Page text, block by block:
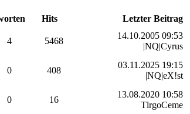
Hits
Letzter Beitrag
4 5468
14.10.2005 09:53
|NQ|Cyrus
0 408
03.11.2025 19:15
|NQ|eX!st
0 16
13.08.2020 10:58
TlrgoCeme